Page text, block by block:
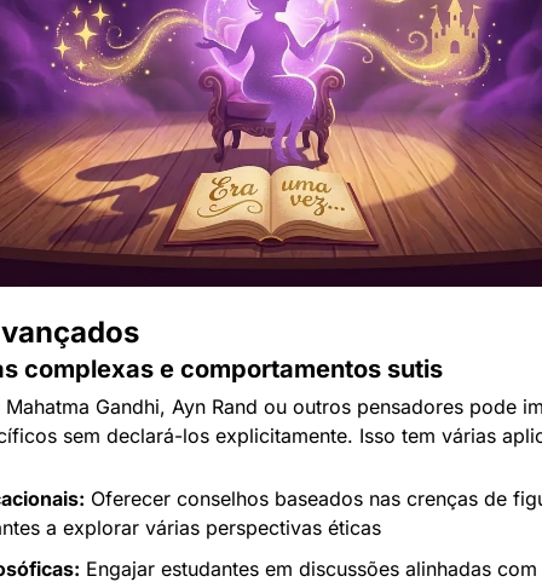
complexas e comportamentos sutis
Gandhi, Ayn Rand ou outros pensadores pode
sem declará-los explicitamente. Isso tem várias
Oferecer conselhos baseados nas crenças de
a explorar várias perspectivas éticas
Engajar estudantes em discussões alinhadas